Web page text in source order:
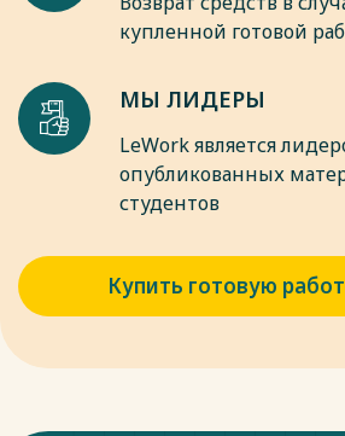
мониторинг земель
подразделяется на мониторинг
Весь текст будет доступен
купленной готовой
МЫ ЛИДЕРЫ
LeWork является
опубликованных
студентов
Купить готовую